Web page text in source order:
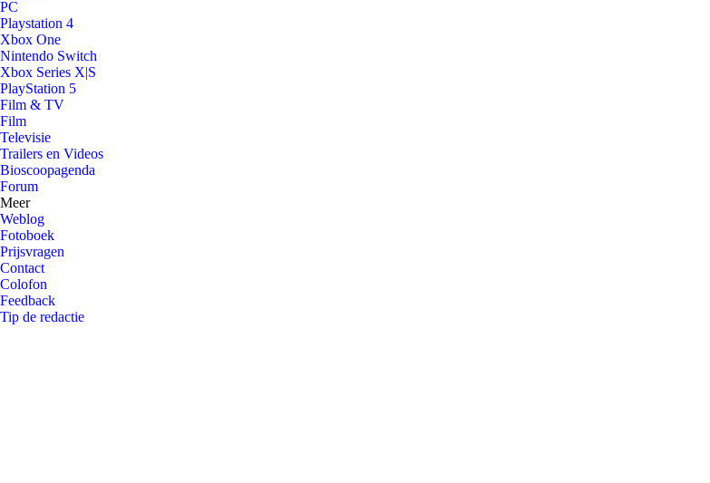
PC
Playstation 4
Xbox One
Nintendo Switch
Xbox Series X|S
PlayStation 5
Film & TV
Film
Televisie
Trailers en Videos
Bioscoopagenda
Forum
Meer
Weblog
Fotoboek
Prijsvragen
Contact
Colofon
Feedback
Tip de redactie